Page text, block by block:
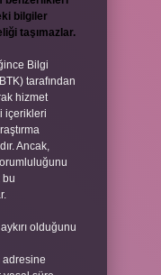
bilgiler
taşımazlar.
Bilgi
tarafından
hizmet
içerikleri
Ancak,
bu
olduğunu
adresine